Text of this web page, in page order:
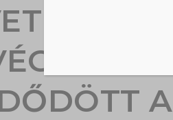
A